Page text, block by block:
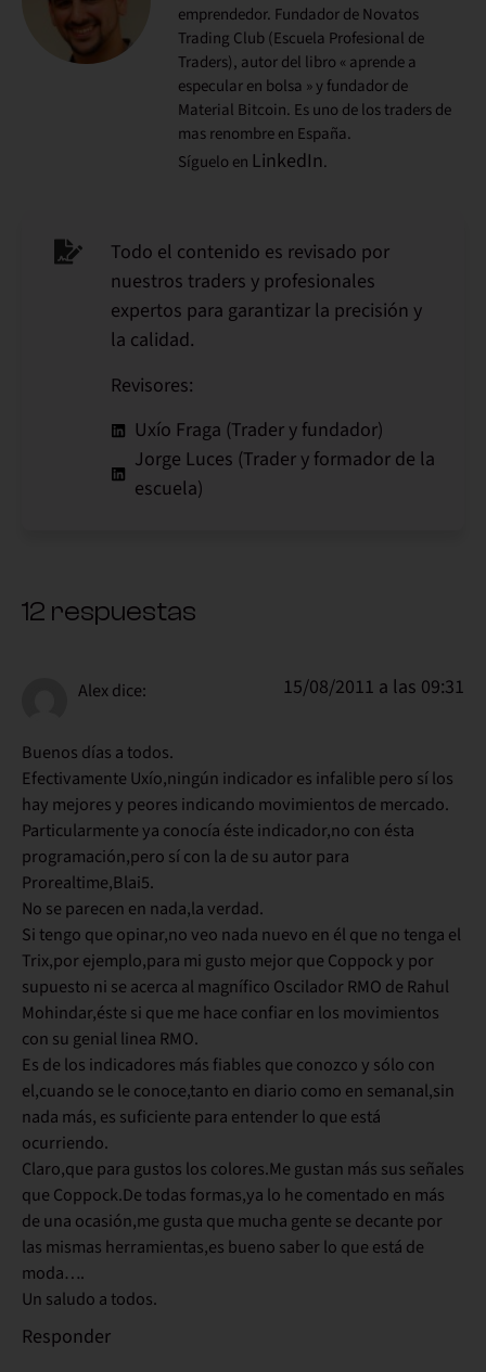
emprendedor. Fundador de Novatos
Trading Club (Escuela Profesional de
Traders), autor del libro « aprende a
especular en bolsa » y fundador de
Material Bitcoin. Es uno de los traders de
mas renombre en España.
Síguelo en LinkedIn.
Todo el contenido es revisado por
nuestros traders y profesionales
expertos para garantizar la precisión y
la calidad.
Revisores:
Uxío Fraga (Trader y fundador)
Jorge Luces (Trader y formador de la
escuela)
12 respuestas
Alexdice: 15/08/2011 a las 09:31
Buenos días a todos.
Efectivamente Uxío,ningún indicador es infalible pero sí los
hay mejores y peores indicando movimientos de mercado.
Particularmente ya conocía éste indicador,no con ésta
programación,pero sí con la de su autor para
Prorealtime,Blai5.
No se parecen en nada,la verdad.
Si tengo que opinar,no veo nada nuevo en él que no tenga el
Trix,por ejemplo,para mi gusto mejor que Coppock y por
supuesto ni se acerca al magnífico Oscilador RMO de Rahul
Mohindar,éste si que me hace confiar en los movimientos
con su genial linea RMO.
Es de los indicadores más fiables que conozco y sólo con
el,cuando se le conoce,tanto en diario como en semanal,sin
nada más, es suficiente para entender lo que está
ocurriendo.
Claro,que para gustos los colores.Me gustan más sus señales
que Coppock.De todas formas,ya lo he comentado en más
de una ocasión,me gusta que mucha gente se decante por
las mismas herramientas,es bueno saber lo que está de
moda….
Un saludo a todos.
Responder